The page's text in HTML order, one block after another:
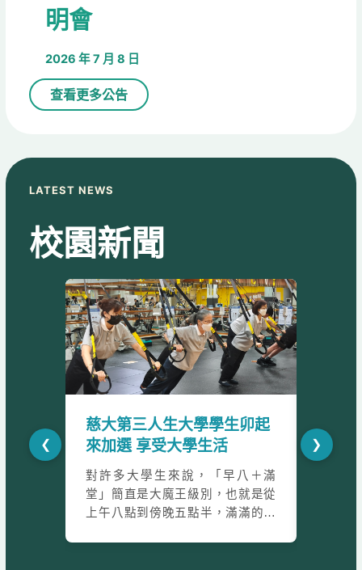
明會
2026 年 7 月 8 日
查看更多公告
LATEST NEWS
校園新聞
❮ ❯
慈大第三人生大學學生卯起
來加選 享受大學生活
對許多大學生來說，「早八＋滿
堂」簡直是大魔王級別，也就是從
上午八點到傍晚五點半，滿滿的八
第三
果發表